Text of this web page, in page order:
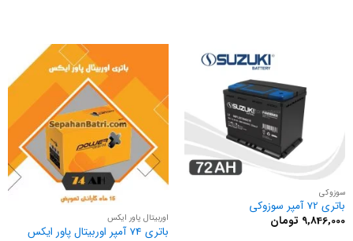
سوزوکی
باتری 72 آمپر سوزوکی
9,846,000 تومان اوربیتال پاور ایکس
باتری 74 آمپر اوربیتال پاور ایکس